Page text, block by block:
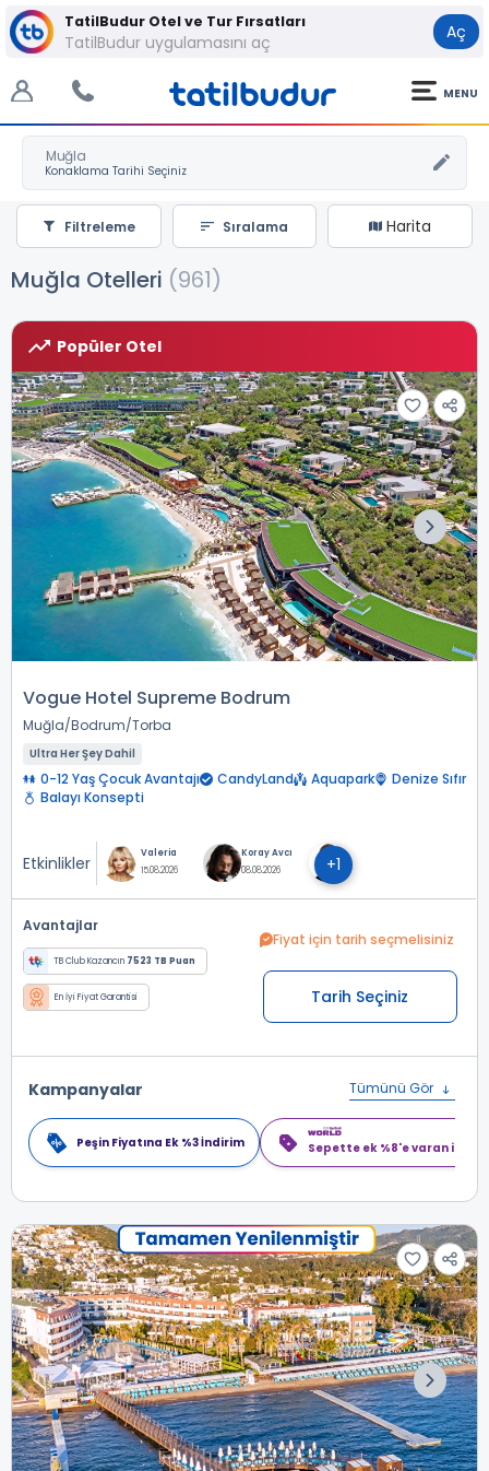
TatilBudur Otel ve Tur Fırsatları
TatilBudur uygulamasını aç Aç
MENU
Muğla
Harita
Sıralama
Filtreleme
Muğla Otelleri (961)
Popüler Otel
Vogue Hotel Supreme Bodrum
Muğla Bodrum Torba
Ultra Her Şey Dahil
0-12 Yaş Çocuk Avantajı CandyLand Aquapark
Denize Sıfır
Balayı Konsepti
Etkinlikler
Valeria
15.08.2026
Koray Avcı
08.08.2026
+1
Avantajlar
TB Club Kazancın 7523 TB Puan
En İyi Fiyat Garantisi
Fiyat için tarih seçmelisiniz
Tarih Seçiniz
Kampanyalar Tümünü Gör
Peşin Fiyatına Ek %3 İndirim Sepette ek %8'e varan